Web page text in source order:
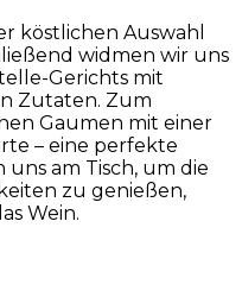
köstlichen Auswahl
widmen wir uns
Gerichts mit
Zutaten. Zum
Gaumen mit einer
– eine perfekte
uns am Tisch, um die
zu genießen,
Wein.